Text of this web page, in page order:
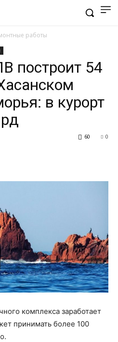
работы
построит 54
в курорт
0
60
комплекса заработает
принимать более 100